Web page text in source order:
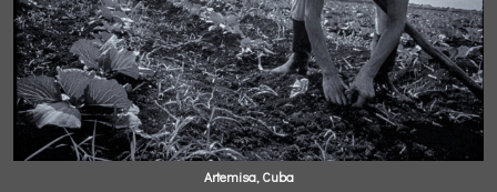
Artemisa, Cuba